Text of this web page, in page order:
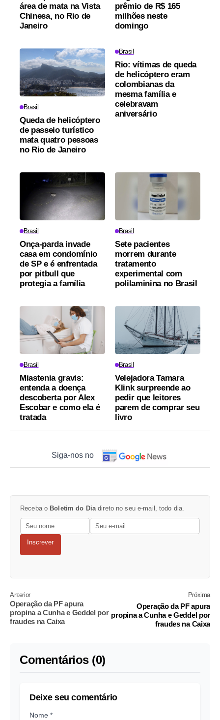
área de mata na Vista
Chinesa, no Rio de
Janeiro
prêmio de R$ 165
milhões neste
domingo
Brasil
Queda de helicóptero
de passeio turístico
mata quatro pessoas
no Rio de Janeiro
Brasil
Rio: vítimas de queda
de helicóptero eram
colombianas da
mesma família e
celebravam
aniversário
Brasil
Onça-parda invade
casa em condomínio
de SP e é enfrentada
por pitbull que
protegia a família
Brasil
Sete pacientes
morrem durante
tratamento
experimental com
polilaminina no Brasil
Brasil
Miastenia gravis:
entenda a doença
descoberta por Alex
Escobar e como ela é
tratada
Brasil
Velejadora Tamara
Klink surpreende ao
pedir que leitores
parem de comprar seu
livro
Siga-nos no
Receba o Boletim do Dia direto no seu e-mail, todo dia.
Inscrever
Anterior
Operação da PF apura
propina a Cunha e Geddel por
fraudes na Caixa
Próxima
Operação da PF apura
propina a Cunha e Geddel por
fraudes na Caixa
Comentários (0)
Deixe seu comentário
Nome *